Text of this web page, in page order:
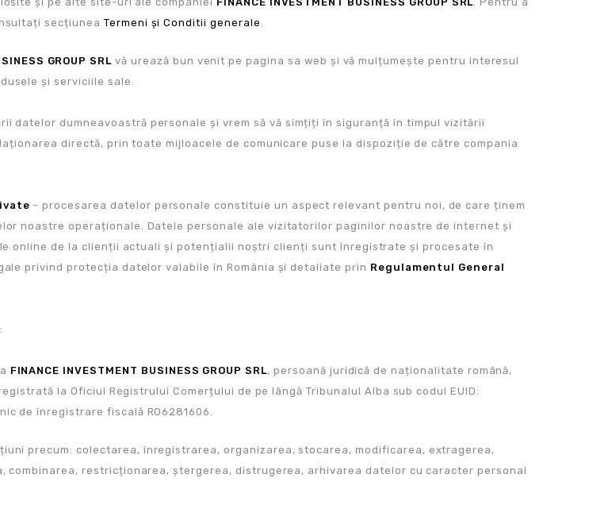
secțiunea Termeni și Conditii generale .
GROUP SRL vă urează bun venit pe pagina sa web și vă mulțumește pentru interesul
și serviciile sale.
datelor dumneavoastră personale și vrem să vă simțiți în siguranță în timpul vizitării
directă, prin toate mijloacele de comunicare puse la dispoziție de către compania
– procesarea datelor personale constituie un aspect relevant pentru noi, de care ținem
noastre operaționale. Datele personale ale vizitatorilor paginilor noastre de internet și
online de la clienții actuali și potențialii noștri clienți sunt înregistrate și procesate în
privind protecția datelor valabile în România și detaliate prin Regulamentul General
FINANCE INVESTMENT BUSINESS GROUP SRL, persoană juridică de naționalitate română,
la Oficiul Registrului Comerțului de pe lângă Tribunalul Alba sub codul EUID:
de înregistrare fiscală RO6281606.
precum: colectarea, înregistrarea, organizarea, stocarea, modificarea, extragerea,
combinarea, restricționarea, ștergerea, distrugerea, arhivarea datelor cu caracter personal